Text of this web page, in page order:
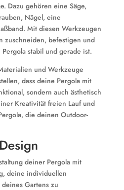
Dazu gehören eine Säge,
Nägel, eine
Mit diesen Werkzeugen
zuschneiden, befestigen und
stabil und gerade ist.
und Werkzeuge
dass deine Pergola mit
sondern auch ästhetisch
Kreativität freien Lauf und
die deinen Outdoor-
deiner Pergola mit
deine individuellen
Gartens zu